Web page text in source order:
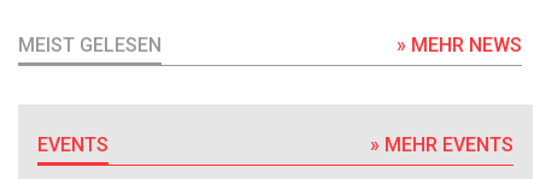
MEIST GELESEN » MEHR NEWS
EVENTS » MEHR EVENTS